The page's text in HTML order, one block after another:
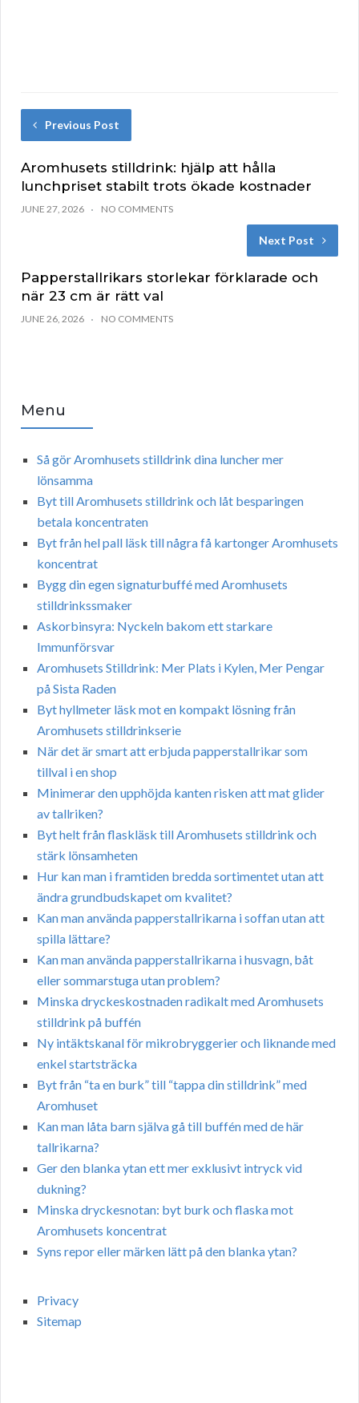
Previous Post
Aromhusets stilldrink: hjälp att hålla
lunchpriset stabilt trots ökade kostnader
JUNE 27, 2026 NO COMMENTS
Next Post
Papperstallrikars storlekar förklarade och
när 23 cm är rätt val
JUNE 26, 2026 NO COMMENTS
Menu
Så gör Aromhusets stilldrink dina luncher mer
lönsamma
Byt till Aromhusets stilldrink och låt besparingen
betala koncentraten
Byt från hel pall läsk till några få kartonger Aromhusets
koncentrat
Bygg din egen signaturbuffé med Aromhusets
stilldrinkssmaker
Askorbinsyra: Nyckeln bakom ett starkare
Immunförsvar
Aromhusets Stilldrink: Mer Plats i Kylen, Mer Pengar
på Sista Raden
Byt hyllmeter läsk mot en kompakt lösning från
Aromhusets stilldrinkserie
När det är smart att erbjuda papperstallrikar som
tillval i en shop
Minimerar den upphöjda kanten risken att mat glider
av tallriken?
Byt helt från flaskläsk till Aromhusets stilldrink och
stärk lönsamheten
Hur kan man i framtiden bredda sortimentet utan att
ändra grundbudskapet om kvalitet?
Kan man använda papperstallrikarna i soffan utan att
spilla lättare?
Kan man använda papperstallrikarna i husvagn, båt
eller sommarstuga utan problem?
Minska dryckeskostnaden radikalt med Aromhusets
stilldrink på buffén
Ny intäktskanal för mikrobryggerier och liknande med
enkel startsträcka
Byt från “ta en burk” till “tappa din stilldrink” med
Aromhuset
Kan man låta barn själva gå till buffén med de här
tallrikarna?
Ger den blanka ytan ett mer exklusivt intryck vid
dukning?
Minska dryckesnotan: byt burk och flaska mot
Aromhusets koncentrat
Syns repor eller märken lätt på den blanka ytan?
Privacy
Sitemap